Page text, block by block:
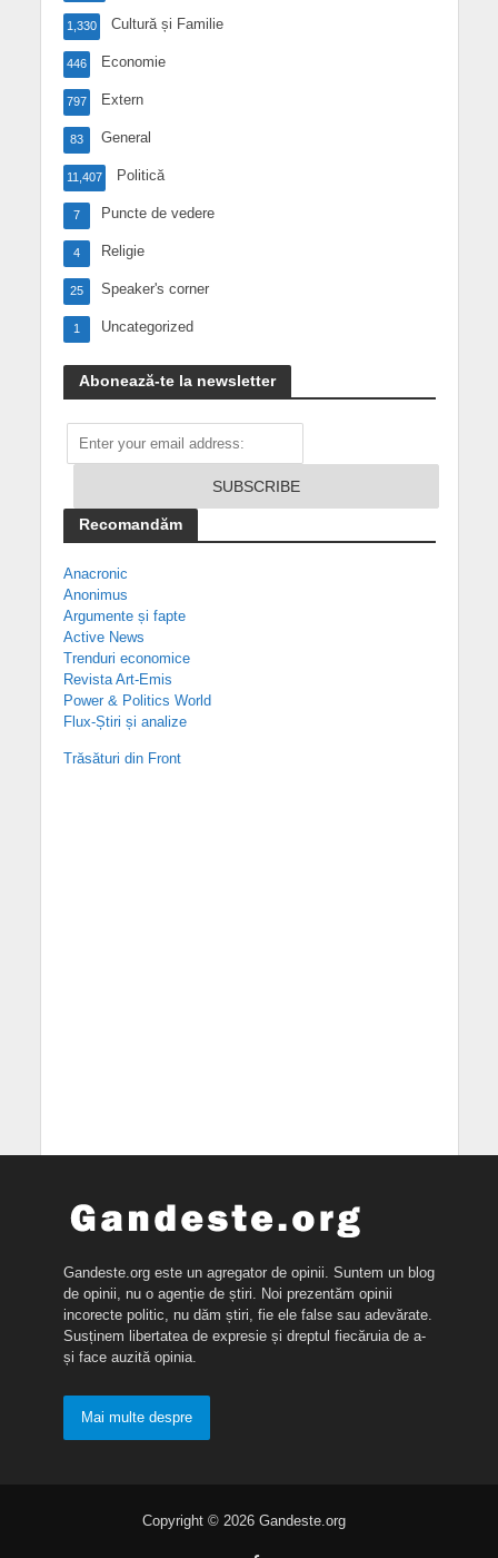
Cultură și Familie
1,330
Economie
446
Extern
797
General
83
Politică
11,407
Puncte de vedere
7
Religie
4
Speaker's corner
25
Uncategorized
1
Abonează-te la newsletter
Recomandăm
Anacronic
Anonimus
Argumente și fapte
Active News
Trenduri economice
Revista Art-Emis
Power & Politics World
Flux-Știri și analize
Trăsături din Front
Gandeste.org este un agregator de opinii. Suntem un blog
de opinii, nu o agenție de știri. Noi prezentăm opinii
incorecte politic, nu dăm știri, fie ele false sau adevărate.
Susținem libertatea de expresie și dreptul fiecăruia de a-
și face auzită opinia.
Mai multe despre
Copyright © 2026 Gandeste.org